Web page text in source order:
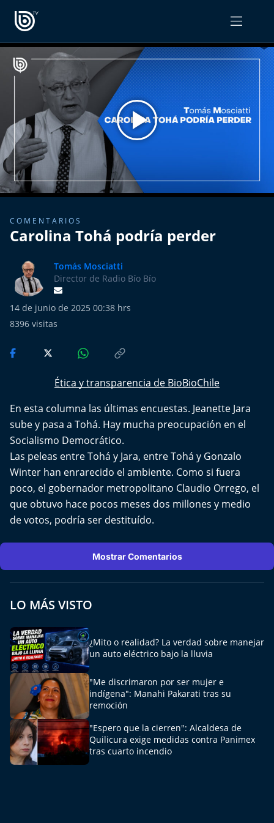
PROGRAMAS
Radiograma
Expreso Bío Bío
Podría Ser Peor
La Entrevista de Tomás Mosciatti
Entrevistas BioBioTV
Comentarios de Tomás Mosciatti
Más de Ti Podcast
Realizadores
Más de 100 Días
Tu Mereces Ser Feliz
Efemérides
Cultura y Espectáculos
Del Fin del Mundo
Deportes
La Ruta del Pulsar
Psicología Abierta
Impacto Tecnológico
Sesiones Dieciocheras
Expreso PM
OPINIÓN
PODCAST RADIOGRAMA
COMENTARIOS
Carolina Tohá podría perder
Tomás Mosciatti
Director de Radio Bío Bío
14 de junio de 2025 00:38 hrs
8396 visitas
Ética y transparencia de BioBioChile
En esta columna las últimas encuestas. Jeanette Jara
sube y pasa a Tohá. Hay mucha preocupación en el
Socialismo Democrático.
Las peleas entre Tohá y Jara, entre Tohá y Gonzalo
Winter han enrarecido el ambiente. Como si fuera
poco, el gobernador metropolitano Claudio Orrego, el
que obtuvo hace pocos meses dos millones y medio
de votos, podría ser destituído.
Mostrar Comentarios
LO MÁS VISTO
¿Mito o realidad? La verdad sobre manejar
un auto eléctrico bajo la lluvia
"Me discrimaron por ser mujer e
indígena": Manahi Pakarati tras su
remoción
"Espero que la cierren": Alcaldesa de
Quilicura exige medidas contra Panimex
tras cuarto incendio